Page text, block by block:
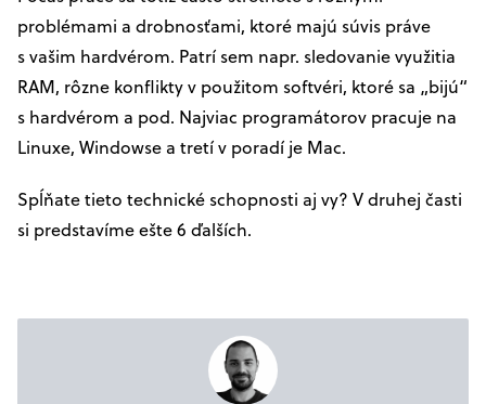
problémami a drobnosťami, ktoré majú súvis práve
s vašim hardvérom. Patrí sem napr. sledovanie využitia
RAM, rôzne konflikty v použitom softvéri, ktoré sa „bijú“
s hardvérom a pod. Najviac programátorov pracuje na
Linuxe, Windowse a tretí v poradí je Mac.
Spĺňate tieto technické schopnosti aj vy? V druhej časti
si predstavíme ešte 6 ďalších.